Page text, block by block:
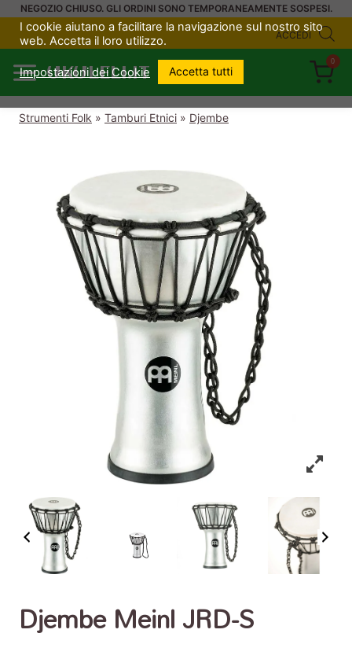
SaltaNEGOZIO CHIUSO. GLI ORDINI SONO TEMPORANEAMENTE SOSPESI.
ACCEDI
UKULELI.IT
0
Strumenti Folk » Tamburi Etnici » Djembe
Djembe Meinl JRD-S
I cookie aiutano a facilitare la navigazione sul nostro sito
web. Accetta il loro utilizzo.
Impostazioni dei Cookie Accetta tutti